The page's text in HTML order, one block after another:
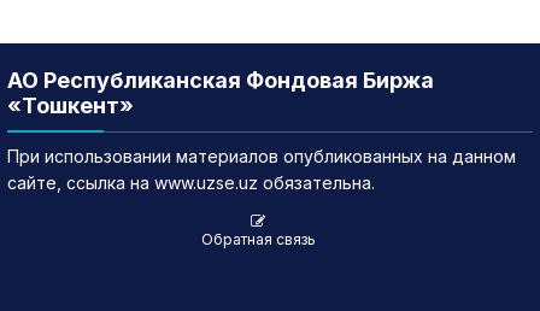
АО Республиканская Фондовая Биржа
«Тошкент»
При использовании материалов опубликованных на данном
сайте, ссылка на www.uzse.uz обязательна.
Обратная связь